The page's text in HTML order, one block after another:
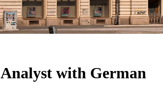
with German